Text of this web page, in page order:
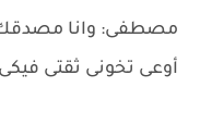
مصطفى: وانا
أوعى تخونى ثقتى